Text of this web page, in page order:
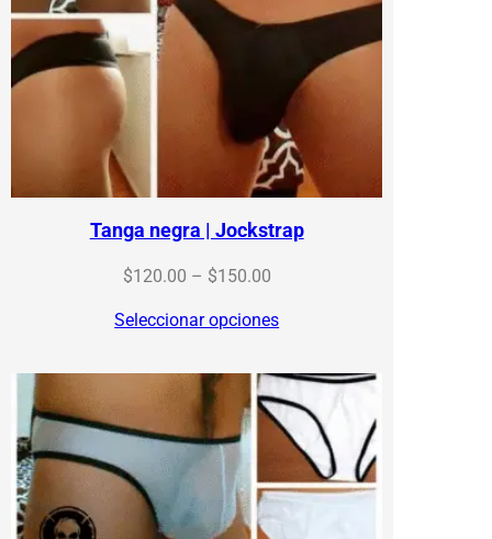
Tanga negra | Jockstrap
$120.00 – $150.00Price
$120.00
$150.00
Seleccionar opciones